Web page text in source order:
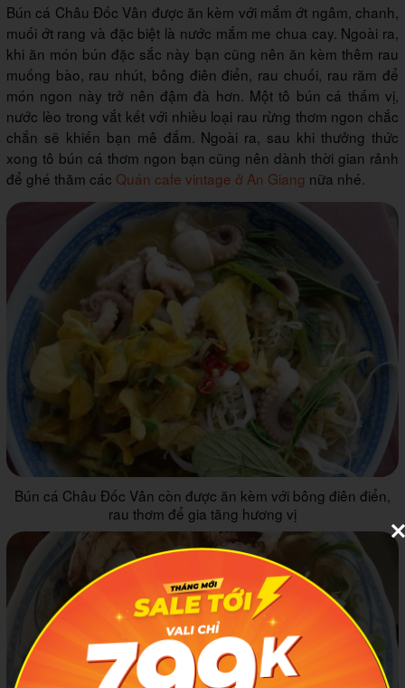
Bún cá Châu Đốc Vân được ăn kèm với mắm ớt ngâm, chanh,
muối ớt rang và đặc biệt là nước mắm me chua cay. Ngoài ra,
khi ăn món bún đặc sắc này bạn cũng nên ăn kèm thêm rau
muống bào, rau nhút, bông điên điển, rau chuối, rau răm để
món ngon này trở nên đậm đà hơn. Một tô bún cá thấm vị,
nước lèo trong vắt kết với nhiều loại rau rừng thơm ngon chắc
chắn sẽ khiến bạn mê đắm. Ngoài ra, sau khi thưởng thức
xong tô bún cá thơm ngon bạn cũng nên dành thời gian rảnh
để ghé thăm các Quán cafe vintage ở An Giang nữa nhé.
Bún cá Châu Đốc Vân còn được ăn kèm với bông điên điển,
rau thơm để gia tăng hương vị